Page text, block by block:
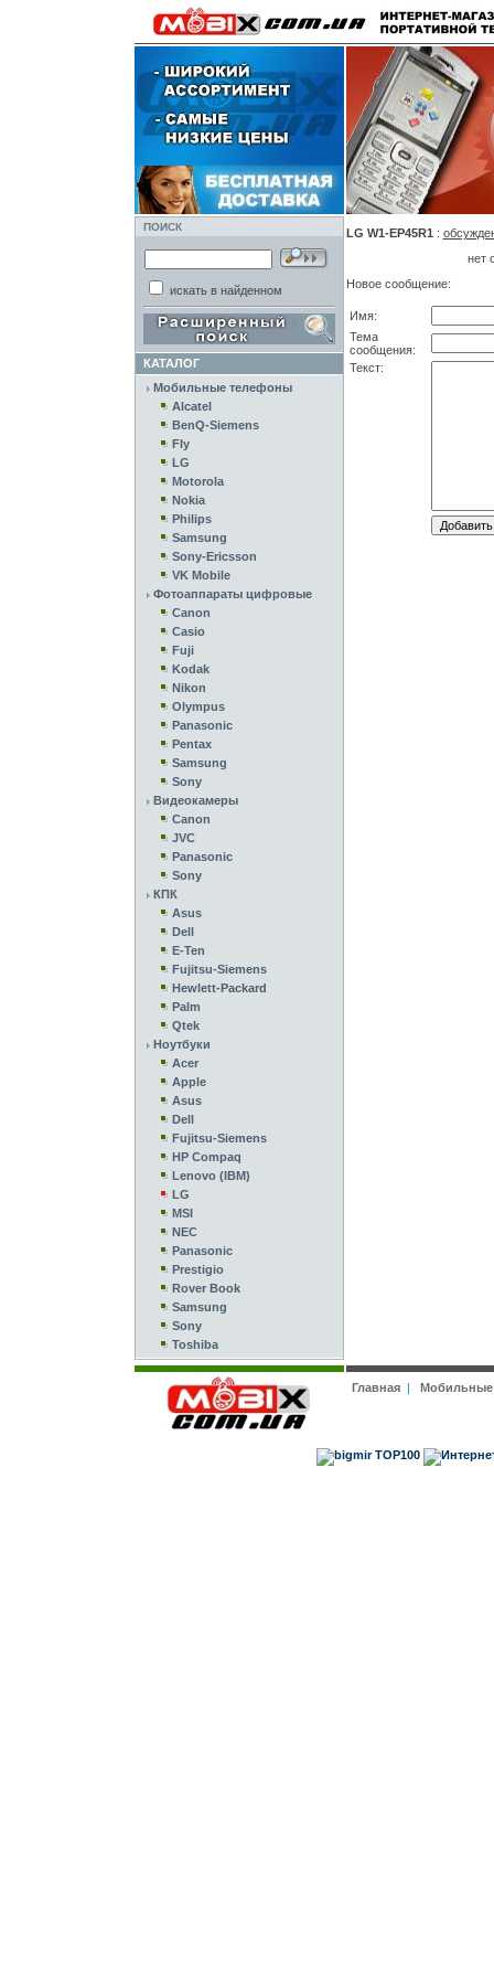
ПОИСК
искать в найденном
КАТАЛОГ
Мобильные телефоны
Alcatel
BenQ-Siemens
Fly
LG
Motorola
Nokia
Philips
Samsung
Sony-Ericsson
VK Mobile
Фотоаппараты цифровые
Canon
Casio
Fuji
Kodak
Nikon
Olympus
Panasonic
Pentax
Samsung
Sony
Видеокамеры
Canon
JVC
Panasonic
Sony
КПК
Asus
Dell
E-Ten
Fujitsu-Siemens
Hewlett-Packard
Palm
Qtek
Ноутбуки
Acer
Apple
Asus
Dell
Fujitsu-Siemens
HP Compaq
Lenovo (IBM)
LG
MSI
NEC
Panasonic
Prestigio
Rover Book
Samsung
Sony
Toshiba
LG W1-EP45R1 :
нет
Новое сообщение:
Имя:
Тема
сообщения:
Текст:
Главная|